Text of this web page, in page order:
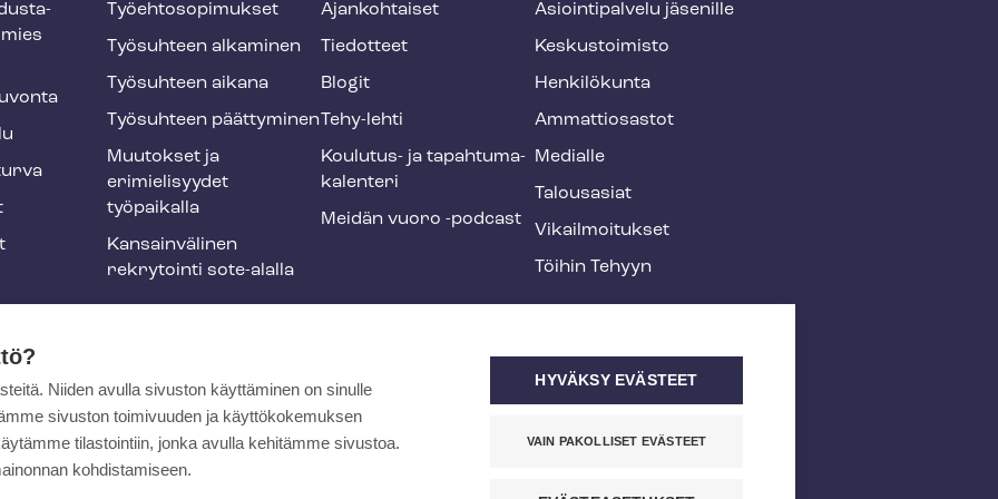
Työ­eh­to­so­pi­muk­set
Työsuhteen alkaminen
Työsuhteen aikana
Työsuhteen päättyminen
Muutokset ja
erimielisyydet
työpaikalla
Kansainvälinen
rekrytointi sote-alalla
Ajankohtaiset
Tiedotteet
Blogit
Tehy-lehti
Koulutus- ja ta­pah­tu­ma­
ka­len­te­ri
Meidän vuoro -podcast
Asioin­ti­pal­ve­lu jäsenille
Keskustoimisto
Henkilökunta
Ammattiosastot
Medialle
Talousasiat
Vi­kail­moi­tuk­set
Töihin Tehyyn
Niiden avulla sivuston käyttäminen on sinulle
sivuston toimivuuden ja käyttökokemuksen
tilastointiin, jonka avulla kehitämme sivustoa.
kohdistamiseen.
HYVÄKSY EVÄSTEET
VAIN PAKOLLISET EVÄSTEET